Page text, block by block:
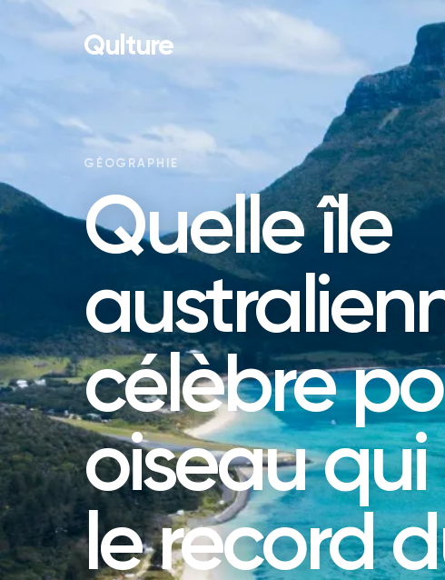
Qulture
GÉOGRAPHIE
Quelle île
célèbre
oiseau
le record